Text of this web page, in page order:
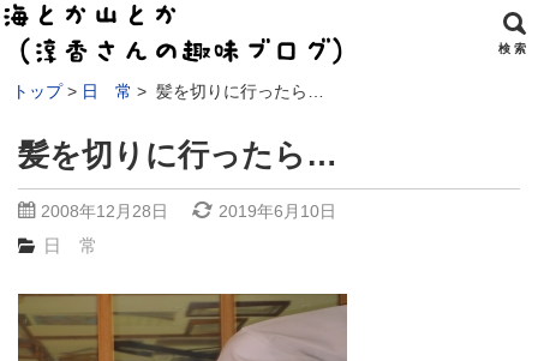
検 索
トップ 日 常 髪を切りに行ったら…
髪を切りに行ったら…
2008年12月28日 2019年6月10日
日 常